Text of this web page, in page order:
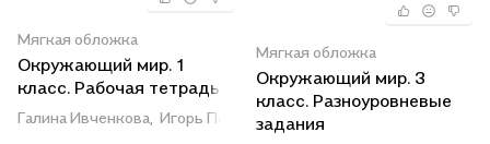
Мягкая обложка
Окружающий мир. 1
класс. Рабочая тетрадь
№2 к учебнику Г.Г.
Галина Ивченкова, Игорь Потапов
Мягкая обложка
Окружающий мир. 3
класс. Разноуровневые
задания